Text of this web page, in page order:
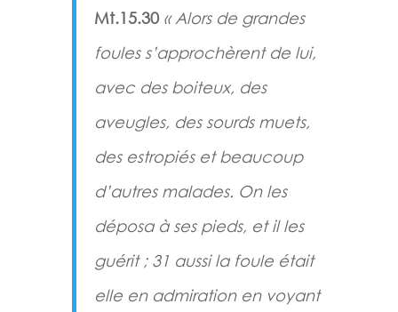
Mt.15.30 « Alors de grandes
foules s’approchèrent de lui,
avec des boiteux, des
aveugles, des sourds muets,
des estropiés et beaucoup
d’autres malades. On les
déposa à ses pieds, et il les
guérit ; 31 aussi la foule était
elle en admiration en voyant